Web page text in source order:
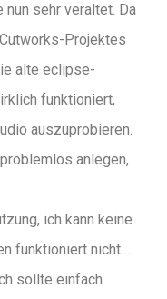
sehr veraltet. Da
Projektes
alte eclipse-
funktioniert,
auszuprobieren.
anlegen,
ich kann keine
funktioniert nicht….
sollte einfach